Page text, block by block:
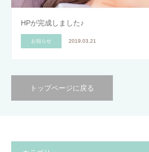
HPが完成しました♪
お知らせ 2019.03.21
トップページに戻る